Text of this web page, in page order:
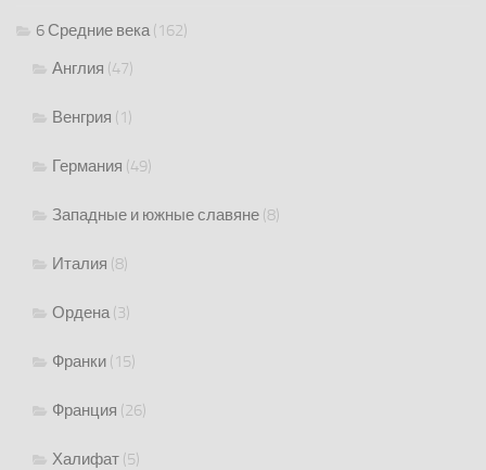
6 Средние века (162)
Англия (47)
Венгрия (1)
Германия (49)
Западные и южные славяне (8)
Италия (8)
Ордена (3)
Франки (15)
Франция (26)
Халифат (5)